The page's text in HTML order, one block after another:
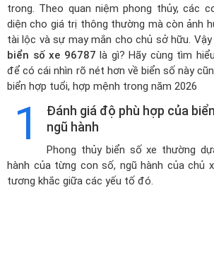
trong. Theo quan niệm phong thủy, các
diện cho giá trị thông thường mà còn ảnh
tài lộc và sự may mắn cho chủ sở hữu.
biển số xe 96787 là gì? Hãy cùng tìm
để có cái nhìn rõ nét hơn về biển số này
biển hợp tuổi, hợp mệnh trong năm 2026
1
Đánh giá độ phù hợp của
ngũ hành
Phong thủy biển số xe thường
hành của từng con số, ngũ hành của chủ
tương khắc giữa các yếu tố đó.